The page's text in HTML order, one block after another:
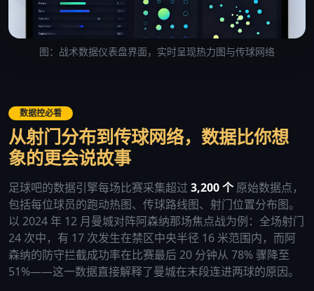
数据控必看
从射门分布到传球网络，数据比你想
象的更会说故事
足球吧的数据引擎每场比赛采集超过 3,200 个原始数据点，
包括每位球员的跑动热图、传球路线图、射门位置分布图。
以 2024 年 12 月曼城对阵阿森纳那场焦点战为例：全场射门
24 次中，有 17 次发生在禁区中央半径 16 米范围内，而阿
森纳的防守拦截成功率在比赛最后 20 分钟从 78% 骤降至
51%——这一数据直接解释了曼城在末段连进两球的原因。
图：战术数据仪表盘界面，实时呈现热力图与传球网络